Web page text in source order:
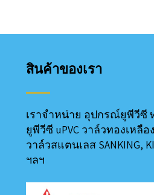
1,200฿
สินค้าของเรา
เราจำหน่าย อุปกรณ์ยูพีวีซี
ยูพีวีซี uPVC วาล์วทองเหลื
วาล์วสแตนเลส SANKING,
ฯลฯ